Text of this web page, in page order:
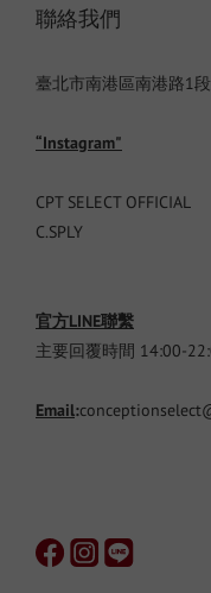
聯絡我們
臺北市南港區南港路1
“Instagram"
CPT SELECT OFFICIAL
C.SPLY
官方LINE聯繫
主要回覆時間 14:00-
Email: